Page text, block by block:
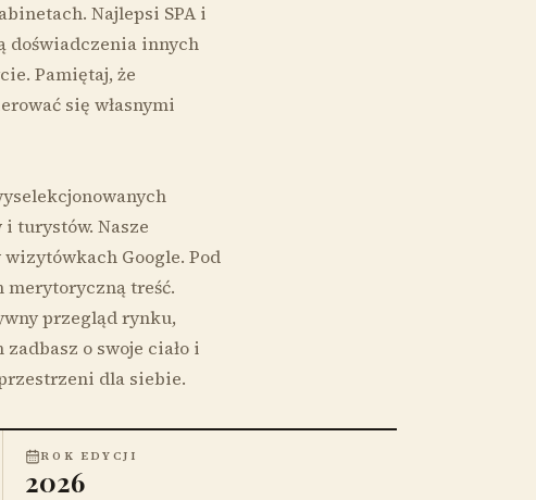
Najlepsi SPA i
doświadczenia innych
Pamiętaj, że
się własnymi
turystów. Nasze
Google. Pod
treść.
przegląd rynku,
o swoje ciało i
dla siebie.
ROK EDYCJI
2026